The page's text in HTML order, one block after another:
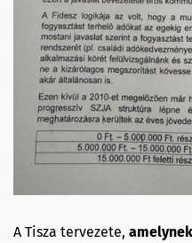
A Tisza tervezete,